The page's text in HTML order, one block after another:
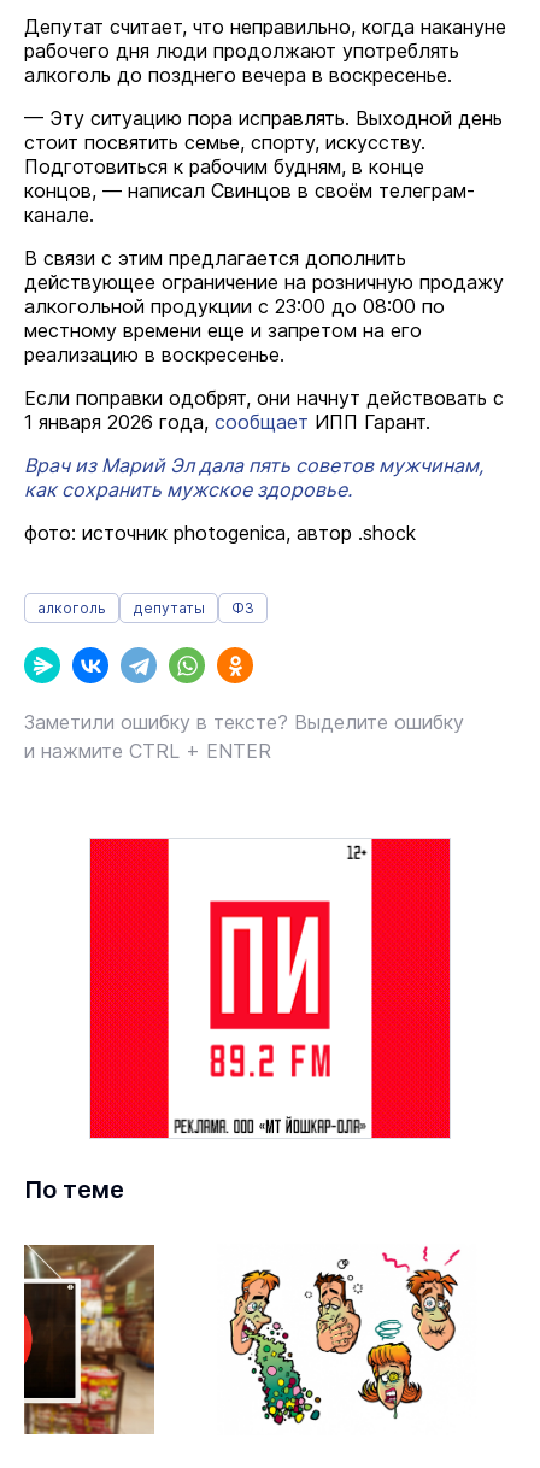
Депутат считает, что неправильно, когда накануне
рабочего дня люди продолжают употреблять
алкоголь до позднего вечера в воскресенье.
— Эту ситуацию пора исправлять. Выходной день
стоит посвятить семье, спорту, искусству.
Подготовиться к рабочим будням, в конце
концов, — написал Свинцов в своём телеграм-
канале.
В связи с этим предлагается дополнить
действующее ограничение на розничную продажу
алкогольной продукции с 23:00 до 08:00 по
местному времени еще и запретом на его
реализацию в воскресенье.
Если поправки одобрят, они начнут действовать с
1 января 2026 года, сообщает ИПП Гарант.
Врач из Марий Эл дала пять советов мужчинам,
как сохранить мужское здоровье.
фото: источник photogenica, автор .shock
алкоголь депутаты ФЗ
Заметили ошибку в тексте? Выделите ошибку
и нажмите CTRL + ENTER
По теме